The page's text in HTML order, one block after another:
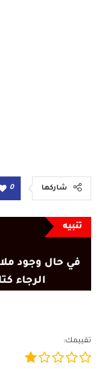
شاركها 0
تنبيه
في حال وجود
الرجاء
تقييمك: